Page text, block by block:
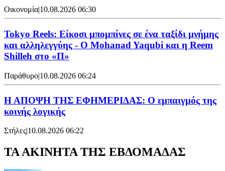
Οικονομία|10.08.2026 06:30
Tokyo Reels: Είκοσι μπομπίνες σε ένα ταξίδι μνήμης
και αλληλεγγύης - Ο Mohanad Yaqubi και η Reem
Shilleh στο «Π»
Παράθυρο|10.08.2026 06:24
Η ΑΠΟΨΗ ΤΗΣ ΕΦΗΜΕΡΙΔΑΣ: Ο εμπαιγμός της
κοινής λογικής
Στήλες|10.08.2026 06:22
ΤΑ ΑΚΙΝΗΤΑ ΤΗΣ ΕΒΔΟΜΑΔΑΣ